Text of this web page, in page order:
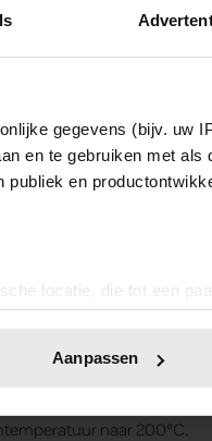
gegevens (bijv. uw
en te gebruiken met
en
locatie, die tot een
scannen op specifieke
in de Cookieverklaring.
te personaliseren, om
Aanpassen
van 22 centimeter.
rasp. Klop een eitje met
in de taartvorm zodat er
25 minuten voor, tot de
naar 200°C.